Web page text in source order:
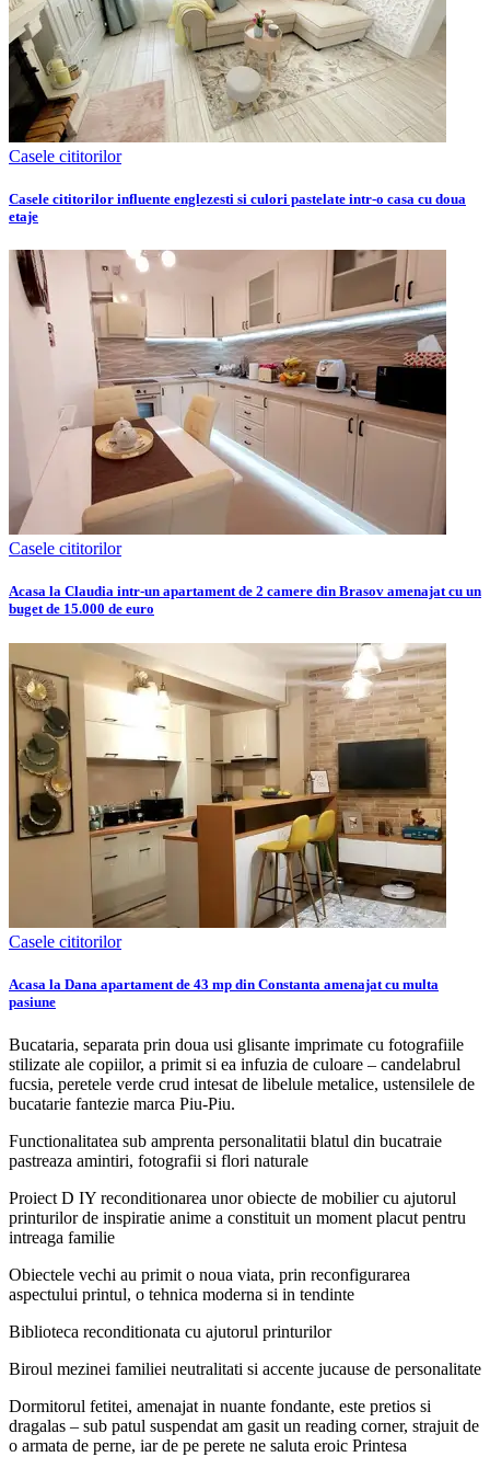
Casele cititorilor
Casele cititorilor influente englezesti si culori pastelate intr-o casa cu doua
etaje
Casele cititorilor
Acasa la Claudia intr-un apartament de 2 camere din Brasov amenajat cu un
buget de 15.000 de euro
Casele cititorilor
Acasa la Dana apartament de 43 mp din Constanta amenajat cu multa
pasiune
Bucataria, separata prin doua usi glisante imprimate cu fotografiile
stilizate ale copiilor, a primit si ea infuzia de culoare – candelabrul
fucsia, peretele verde crud intesat de libelule metalice, ustensilele de
bucatarie fantezie marca Piu-Piu.
Functionalitatea sub amprenta personalitatii blatul din bucatraie
pastreaza amintiri, fotografii si flori naturale
Proiect D IY reconditionarea unor obiecte de mobilier cu ajutorul
printurilor de inspiratie anime a constituit un moment placut pentru
intreaga familie
Obiectele vechi au primit o noua viata, prin reconfigurarea
aspectului printul, o tehnica moderna si in tendinte
Biblioteca reconditionata cu ajutorul printurilor
Biroul mezinei familiei neutralitati si accente jucause de personalitate
Dormitorul fetitei, amenajat in nuante fondante, este pretios si
dragalas – sub patul suspendat am gasit un reading corner, strajuit de
o armata de perne, iar de pe perete ne saluta eroic Printesa